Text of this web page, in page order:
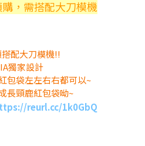
，需搭配大刀模機
配大刀模機!!
獨家設計
包袋左左右右都可以~
長頸鹿紅包袋呦~
reurl.cc/1k0GbQ